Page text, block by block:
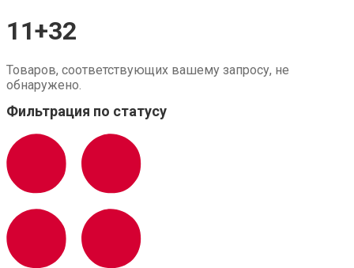
11+32
Товаров, соответствующих вашему запросу, не
обнаружено.
Фильтрация по статусу